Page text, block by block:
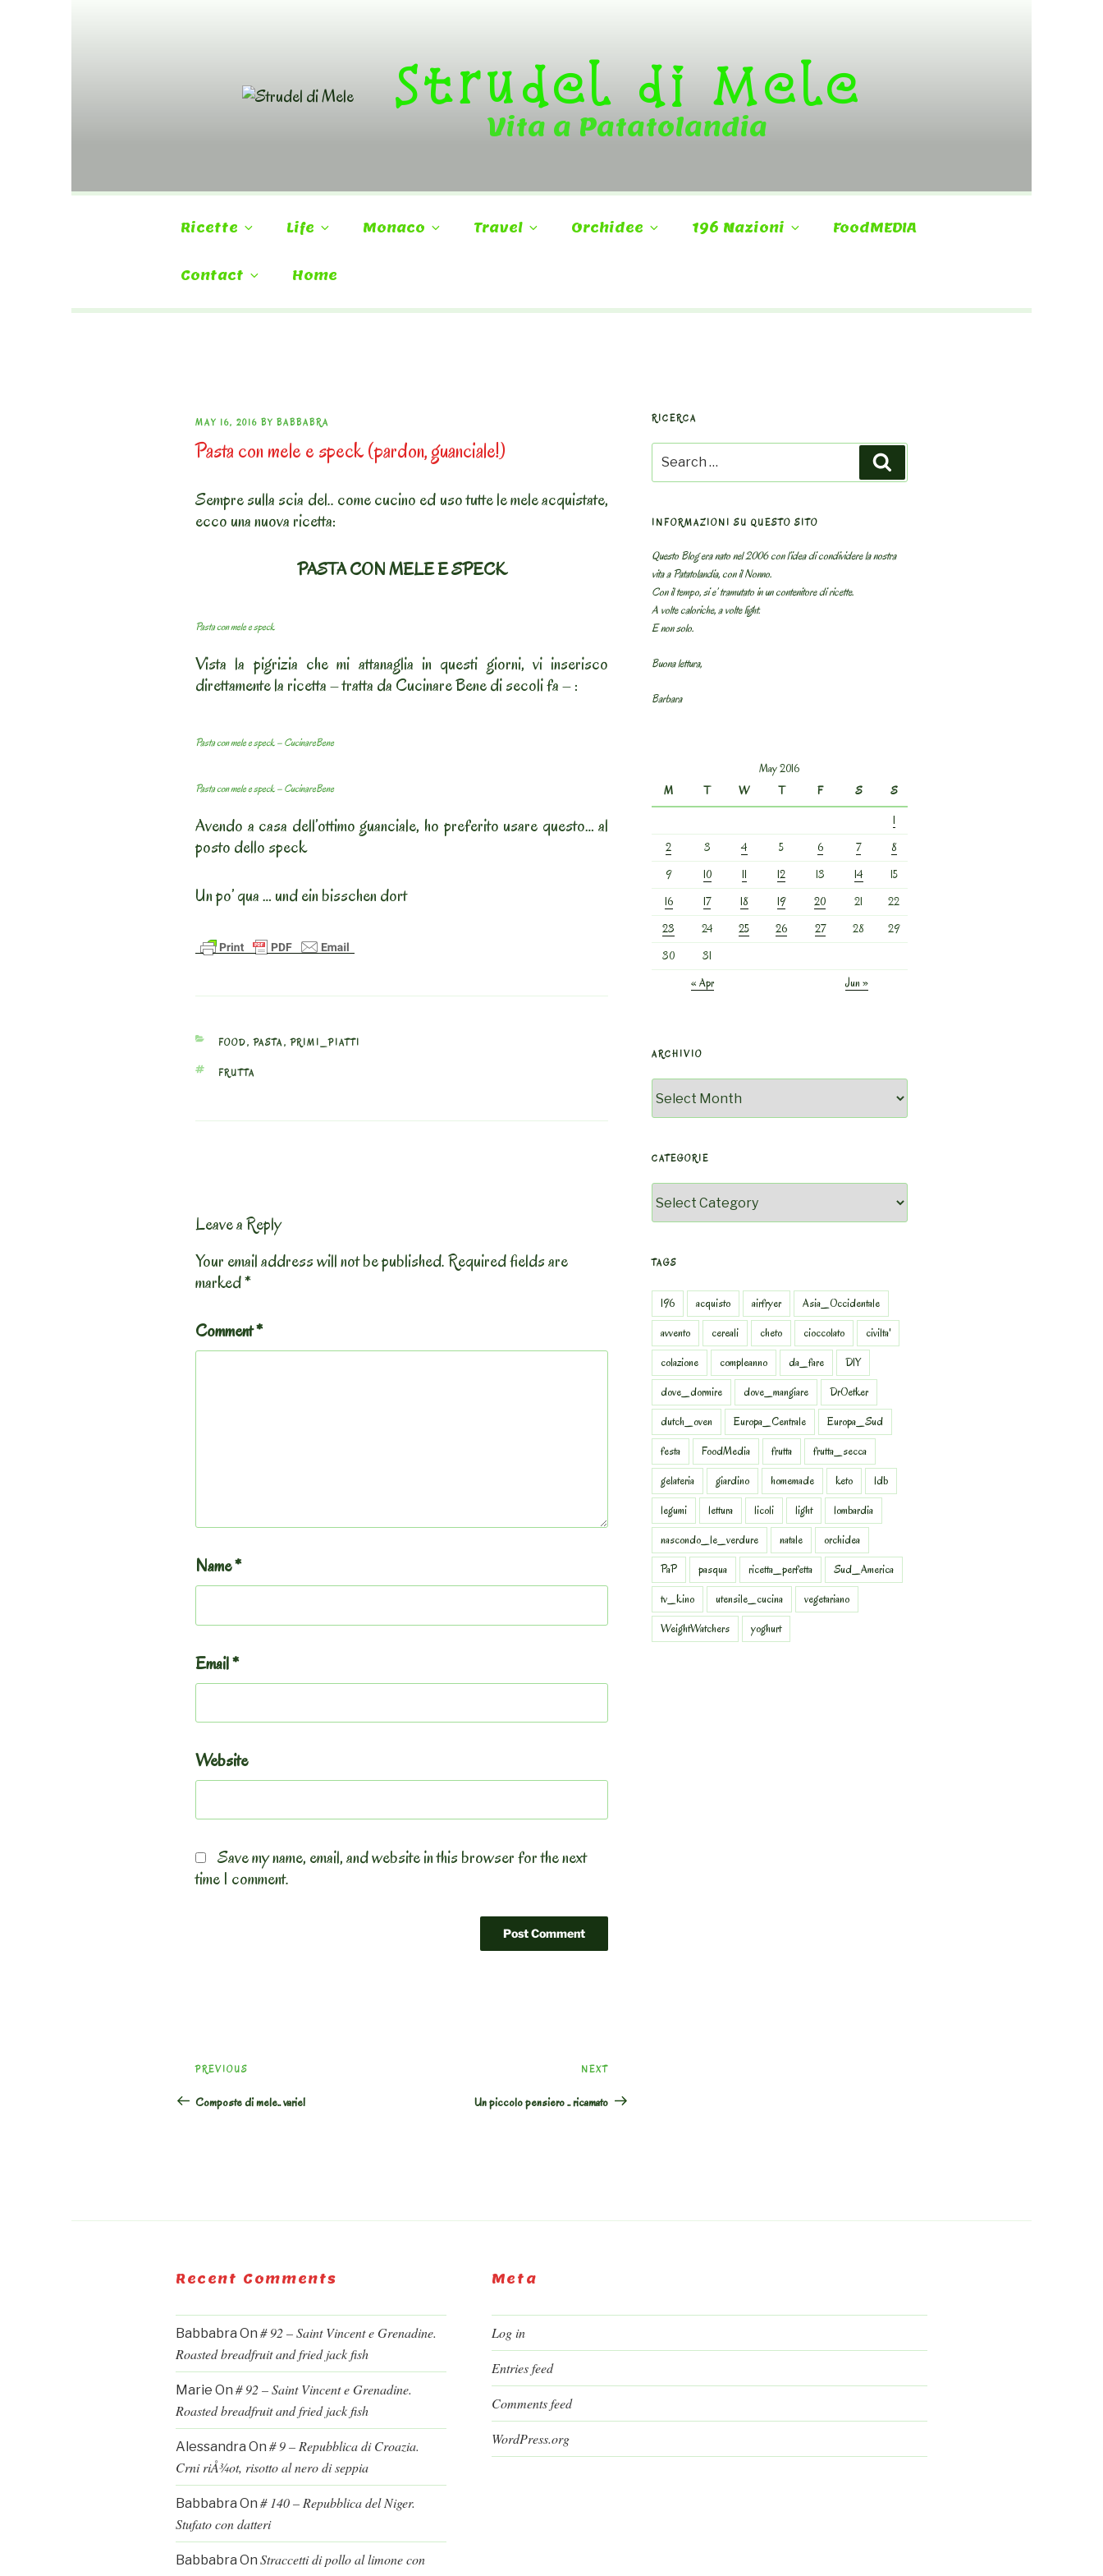
Strudel di Mele
Vita a Patatolandia
Ricette Life Monaco Travel Orchidee 196 Nazioni FoodMEDIA
Contact Home
POSTED
ON
MAY 16, 2016 BY BABBABRA
Pasta con mele e speck (pardon, guanciale!)
Sempre sulla scia del.. come cucino ed uso tutte le mele acquistate,
ecco una nuova ricetta:
PASTA CON MELE E SPECK
Pasta con mele e speck
Vista la pigrizia che mi attanaglia in questi giorni, vi inserisco
direttamente la ricetta – tratta da Cucinare Bene di secoli fa – :
Pasta con mele e speck – CucinareBene
Pasta con mele e speck – CucinareBene
Avendo a casa dell’ottimo guanciale, ho preferito usare questo… al
posto dello speck
Un po’ qua … und ein bisschen dort
CATEGORIES
FOOD,PASTA,PRIMI_PIATTI
TAGS
FRUTTA
Leave a Reply
Your email address will not be published.Required fields are
marked*
Comment*
Name*
Email*
Website
Save my name, email, and website in this browser for the next
time I comment.
Previous
PREVIOUS
Composte di mele.. varie!
Next
Post
NEXT
Un piccolo pensiero .. ricamato
RICERCA
for:
INFORMAZIONI SU QUESTO SITO
Questo Blog era nato nel 2006 con l’idea di condividere la nostra
vita a Patatolandia, con il Nonno.
Con il tempo, si e’ tramutato in un contenitore di ricette.
A volte caloriche, a volte light.
E non solo.
Buona lettura,
Barbara
May 2016
M
T W T F S
S
1
2
3 4 5 6 7
8
9
10 11 12 13 14
15
16
17 18 19 20 21
22
23
24 25 26 27 28
29
30
31
« Apr
Jun »
ARCHIVIO
CATEGORIE
TAGS
196 acquisto airfryer
Asia_Occidentale
avvento
cereali cheto cioccolato
civilta'
colazione
compleanno da_fare
DIY
dove_dormire
dove_mangiare
DrOetker
dutch_oven
Europa_Centrale
Europa_Sud
festa
FoodMedia frutta
frutta_secca
gelateria
giardino homemade keto
ldb
legumi
lettura licoli light
lombardia
nascondo_le_verdure
natale
orchidea
PaP
pasqua ricetta_perfetta
Sud_America
tv_kino
utensile_cucina
vegetariano
WeightWatchers
yoghurt
Recent Comments
Babbabra On # 92 – Saint Vincent e Grenadine.
Roasted breadfruit and fried jack fish
Marie On # 92 – Saint Vincent e Grenadine.
Roasted breadfruit and fried jack fish
Alessandra On # 9 – Repubblica di Croazia.
Crni riÅ¾ot, risotto al nero di seppia
Babbabra On # 140 – Repubblica del Niger.
Stufato con datteri
Babbabra On Straccetti di pollo al limone con
Meta
Log in
Entries feed
Comments feed
WordPress.org